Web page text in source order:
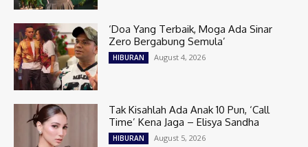
‘Doa Yang Terbaik, Moga Ada Sinar
Zero Bergabung Semula’
HIBURAN August 4, 2026
Tak Kisahlah Ada Anak 10 Pun, ‘Call
Time’ Kena Jaga – Elisya Sandha
HIBURAN August 5, 2026